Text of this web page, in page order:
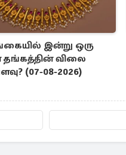
இன்று ஒரு
தங்கத்தின் விலை
(07-08-2026)